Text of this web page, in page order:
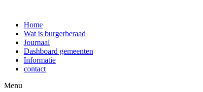
inhoud
Home
Wat is burgerberaad
Journaal
Dashboard gemeenten
Informatie
contact
Menu